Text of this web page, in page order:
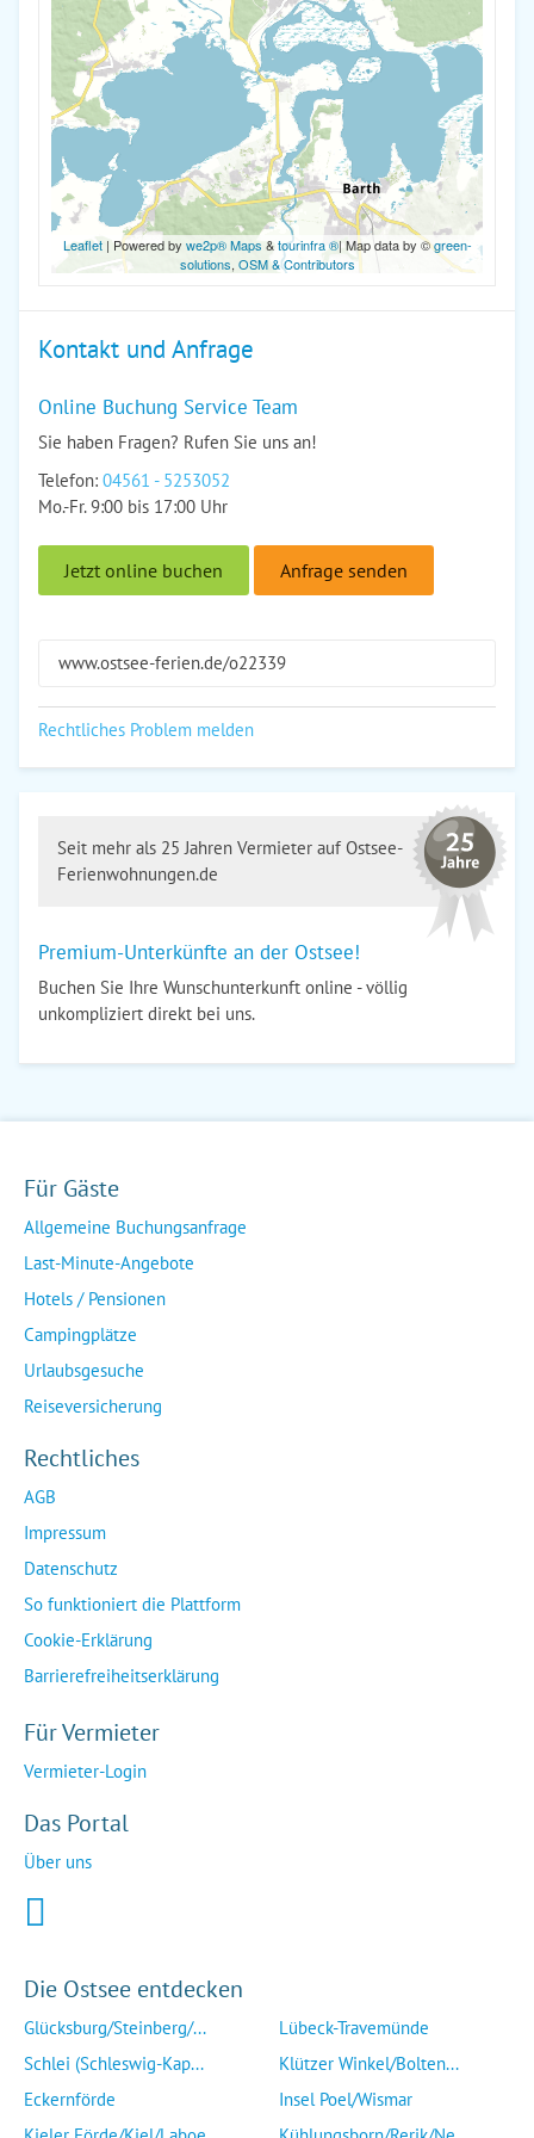
Leaflet| Powered by we2p® Maps &tourinfra ®| Map data by ©green-
solutions, OSM & Contributors
Kontakt und Anfrage
Online Buchung Service Team
Sie haben Fragen? Rufen Sie uns an!
Telefon: 04561 - 5253052
Mo.-Fr. 9:00 bis 17:00 Uhr
Jetzt online buchen Anfrage senden
www.ostsee-ferien.de/o22339
Rechtliches Problem melden
Seit mehr als 25 Jahren Vermieter auf Ostsee-
Ferienwohnungen.de
Premium-Unterkünfte an der Ostsee!
Buchen Sie Ihre Wunschunterkunft online - völlig
unkompliziert direkt bei uns.
Für Gäste
Allgemeine Buchungsanfrage
Last-Minute-Angebote
Hotels / Pensionen
Campingplätze
Urlaubsgesuche
Reiseversicherung
Rechtliches
AGB
Impressum
Datenschutz
So funktioniert die Plattform
Cookie-Erklärung
Barrierefreiheitserklärung
Für Vermieter
Vermieter-Login
Das Portal
Über uns
Die Ostsee entdecken
Glücksburg/Steinberg/...
Schlei (Schleswig-Kap...
Eckernförde
Lübeck-Travemünde
Klützer Winkel/Bolten...
Insel Poel/Wismar